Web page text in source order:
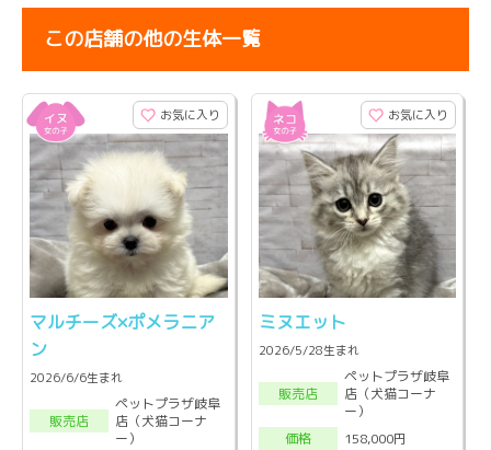
この店舗の他の生体一覧
お気に入り
マルチーズ×ポメラニア
ン
2026/6/6生まれ
販売店
ペットプラザ岐阜
店（犬猫コーナ
ー）
お気に入り
ミヌエット
2026/5/28生まれ
販売店
ペットプラザ岐阜
店（犬猫コーナ
ー）
価格
158,000円